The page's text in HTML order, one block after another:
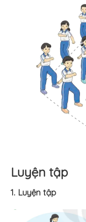
Luyện tập
1. Luyện tập